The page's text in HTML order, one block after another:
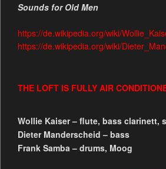
Sounds for Old Men
https://de.wikipedia.org/wiki/
https://de.wikipedia.org/wiki/
THE LOFT IS FULLY AIR
Wollie Kaiser – flute, bass clarinett,
Dieter Manderscheid – bass
Frank Samba – drums, Moog